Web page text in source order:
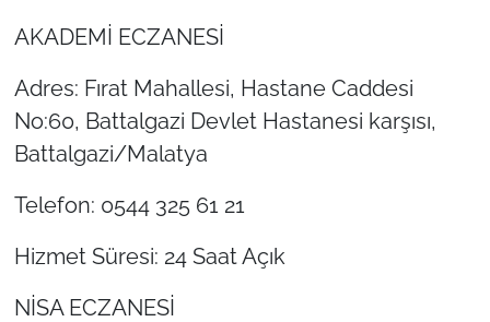
AKADEMİ ECZANESİ
Adres: Fırat Mahallesi, Hastane Caddesi
No:60, Battalgazi Devlet Hastanesi karşısı,
Battalgazi/Malatya
Telefon: 0544 325 61 21
Hizmet Süresi: 24 Saat Açık
NİSA ECZANESİ